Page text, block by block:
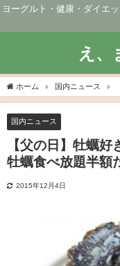
ヨーグルト・健康・ダイエ
え、
ホーム 国内ニュース
食べ放題半額だぞ〜
国内ニュース
【父の日】牡蠣
牡蠣食べ放題半額
2015年12月4日